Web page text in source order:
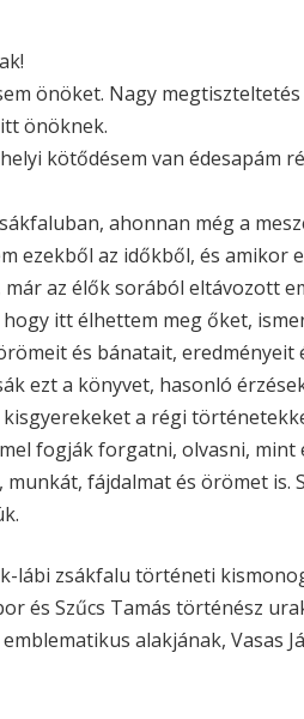
önöket. Nagy
önöknek.
kötődésem van édesapám
ahonnan még a
ezekből az időkből, és
az élők sorából eltávozott
itt élhettem meg őket,
és bánatait,
ezt a könyvet, hasonló
a régi
fogják forgatni, olvasni,
fájdalmat és örömet is.
zsákfalu történeti
és Szűcs Tamás történész
alakjának, Vasas